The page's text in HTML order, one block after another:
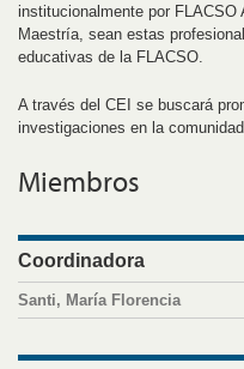
institucionalmente por
Maestría, sean estas
educativas de la FLACSO.
A través del CEI se buscará
investigaciones en la
Miembros
Coordinadora
Santi, María Florencia